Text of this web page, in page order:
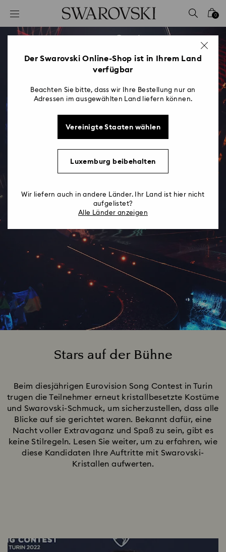
Liste Tastaturkürzel
0 - Header
2 - Footer
0
Eurovision Song Contest
Stars auf der Bühne
Beim diesjährigen Eurovision Song Contest in Turin
trugen die Teilnehmer erneut kristallbesetzte Kostüme
und Swarovski-Schmuck, um sicherzustellen, dass alle
Blicke auf sie gerichtet waren. Bekannt dafür, eine
Nacht voller Extravaganz und Spaß zu sein, gibt es
keine Stilregeln. Lesen Sie weiter, um zu erfahren, wie
diese Kandidaten Ihre Auftritte mit Swarovski-
Kristallen aufwerten.
Der Swarovski Online-Shop ist in Ihrem Land
verfügbar
Beachten Sie bitte, dass wir Ihre Bestellung nur an
Adressen im ausgewählten Land liefern können.
Vereinigte Staaten wählen
Luxemburg beibehalten
Wir liefern auch in andere Länder. Ihr Land ist hier nicht
aufgelistet?
Alle Länder anzeigen